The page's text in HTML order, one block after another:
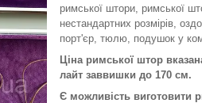
римської штори, римської
нестандартних розмірів,
порт'єр, тюлю, подушок у
Ціна римської штор
лайт заввишки до 170 см.
Є можливість виготовити